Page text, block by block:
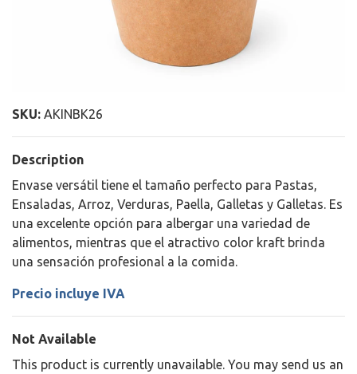
SKU: AKINBK26
Description
Envase versátil tiene el tamaño perfecto para Pastas,
Ensaladas, Arroz, Verduras, Paella, Galletas y Galletas. Es
una excelente opción para albergar una variedad de
alimentos, mientras que el atractivo color kraft brinda
una sensación profesional a la comida.
Precio incluye IVA
Not Available
This product is currently unavailable. You may send us an